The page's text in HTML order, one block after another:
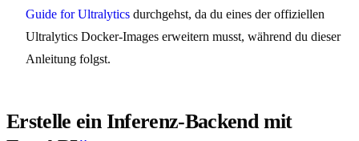
Guide for Ultralytics durchgehst, da du eines der offiziellen
Ultralytics Docker-Images erweitern musst, während du dieser
Anleitung folgst.
Erstelle ein Inferenz-Backend mit